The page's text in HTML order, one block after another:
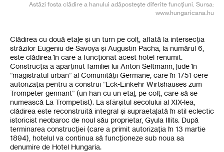
Astăzi fosta clădire a hanului adăpostește diferite funcțiuni. Sursa:
www.hungaricana.hu
Clădirea cu două etaje și un turn pe colț, aflată la intersecția
străzilor Eugeniu de Savoya și Augustin Pacha, la numărul 6,
este clădirea în care a funcționat acest hotel renumit.
Construcția a aparținut familiei lui Anton Seltmann, jude în
”magistratul urban” al Comunității Germane, care în 1751 cere
autorizația pentru a construi ”Eck-Einkehr Wirtshauses zum
Trompeter gennant” (un han cu un etaj, pe colț, care să se
numească La Trompetist). La sfârșitul secolului al XIX-lea,
clădirea este reconstruită integral și supraetajată în stil eclectic
istoricist neobaroc de noul său proprietar, Gyula Illits. După
terminarea construcției (care a primit autorizația în 13 martie
1894), hotelul va continua să funcționeze sub noua sa
denumire de Hotel Hungaria.